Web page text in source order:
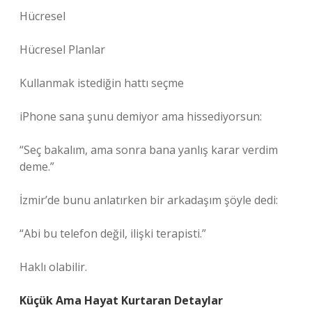
Hücresel
Hücresel Planlar
Kullanmak istediğin hattı seçme
iPhone sana şunu demiyor ama hissediyorsun:
“Seç bakalım, ama sonra bana yanlış karar verdim
deme.”
İzmir’de bunu anlatırken bir arkadaşım şöyle dedi:
“Abi bu telefon değil, ilişki terapisti.”
Haklı olabilir.
Küçük Ama Hayat Kurtaran Detaylar